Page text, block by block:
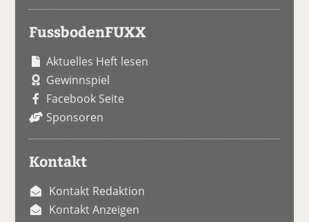
FussbodenFUXX
Aktuelles Heft lesen
Gewinnspiel
Facebook Seite
Sponsoren
Kontakt
Kontakt Redaktion
Kontakt Anzeigen